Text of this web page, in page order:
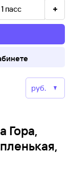
1 пасс
Гора,